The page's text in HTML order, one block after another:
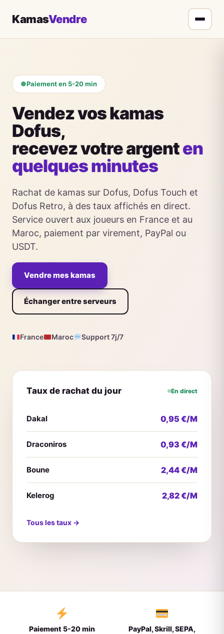
KamasVendre
Paiement en 5-20 min
Vendez vos kamas
Dofus,
recevez votre argenten
quelques minutes
Rachat de kamas sur Dofus, Dofus Touch et
Dofus Retro, à des taux affichés en direct.
Service ouvert aux joueurs en France et au
Maroc, paiement par virement, PayPal ou
USDT.
Vendre mes kamas
Échanger entre serveurs
France Maroc Support 7j/7
Taux de rachat du jour En direct
Dakal 0,95 €/M
Draconiros 0,93 €/M
Boune 2,44 €/M
Kelerog 2,82 €/M
Tous les taux →
Paiement 5-20 min
PayPal, Skrill, SEPA,